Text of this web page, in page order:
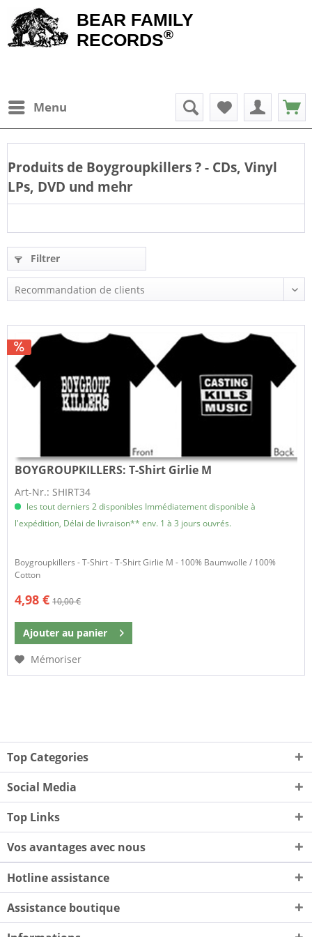
BEAR FAMILY
RECORDS®
Menu
Produits de Boygroupkillers? - CDs, Vinyl
LPs, DVD und mehr
Filtrer
BOYGROUPKILLERS:T-Shirt Girlie M
Art-Nr.: SHIRT34
les tout derniers 2 disponibles Immédiatement disponible à
l'expédition, Délai de livraison** env. 1 à 3 jours ouvrés.
Boygroupkillers - T-Shirt - T-Shirt Girlie M - 100% Baumwolle / 100%
Cotton
4,98 € 10,00 €
Ajouter au panier
Mémoriser
Top Categories
Social Media
Top Links
Vos avantages avec nous
Hotline assistance
Assistance boutique